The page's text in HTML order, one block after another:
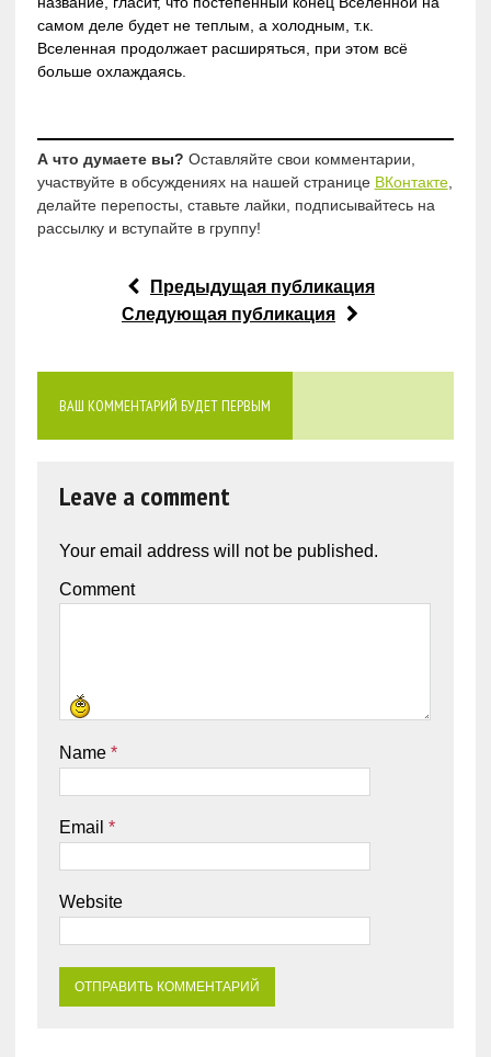
самом деле будет не теплым, а холодным, т.к.
Вселенная продолжает расширяться, при этом всё
больше охлаждаясь.
А что думаете вы? Оставляйте свои комментарии,
участвуйте в обсуждениях на нашей странице ВКонтакте,
делайте перепосты, ставьте лайки, подписывайтесь на
рассылку и вступайте в группу!
Предыдущая публикация
Следующая публикация
ВАШ КОММЕНТАРИЙ БУДЕТ ПЕРВЫМ
Leave a comment
Your email address will not be published.
Comment
Name *
Email *
Website